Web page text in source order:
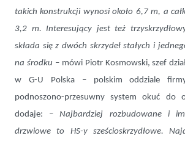
takich konstrukcji wynosi około 6,7 m, a
3,2 m. Interesujący jest też
składa się z dwóch skrzydeł stałych i
na środku – mówi Piotr Kosmowski, szef
w G-U Polska – polskim oddziale
podnoszono-przesuwny system okuć do
dodaje: –Najbardziej rozbudowane i
drzwiowe to HS-y sześcioskrzydłowe.